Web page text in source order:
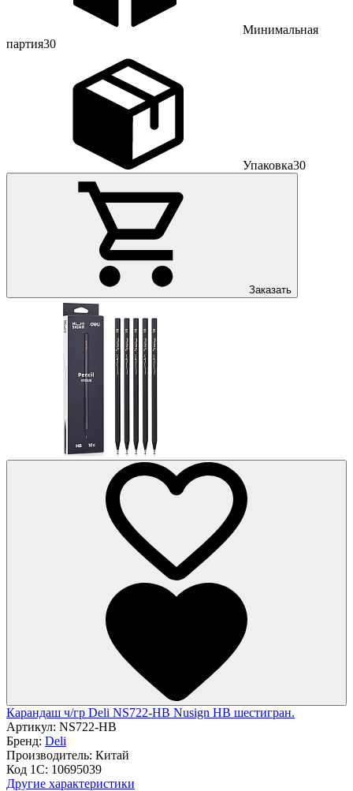
Минимальная
партия30
Упаковка30
Заказать
Карандаш ч/гр Deli NS722-HB Nusign HB шестигран.
Артикул: NS722-HB
Бренд: Deli
Производитель: Китай
Код 1С: 10695039
Другие характеристики